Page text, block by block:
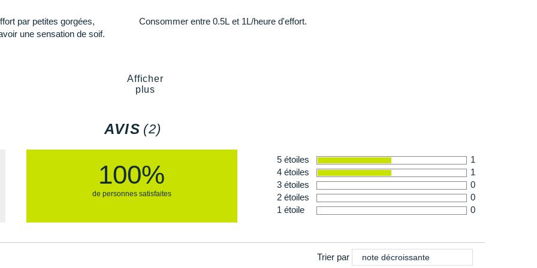
Thiamine/B1 : 0.40 mg (36%*)
Sélénium : 8.8 µg (16%*)
*Valeurs Nutritionnelles de Référence.
par petites gorgées,
une sensation de soif.
Consommer entre 0.5L et 1L/heure d'effort.
Afficher
plus
AVIS (2)
100%
de personnes satisfaites
5 étoiles
1
4 étoiles
1
3 étoiles
0
2 étoiles
0
1 étoile
0
Trier par note décroissante